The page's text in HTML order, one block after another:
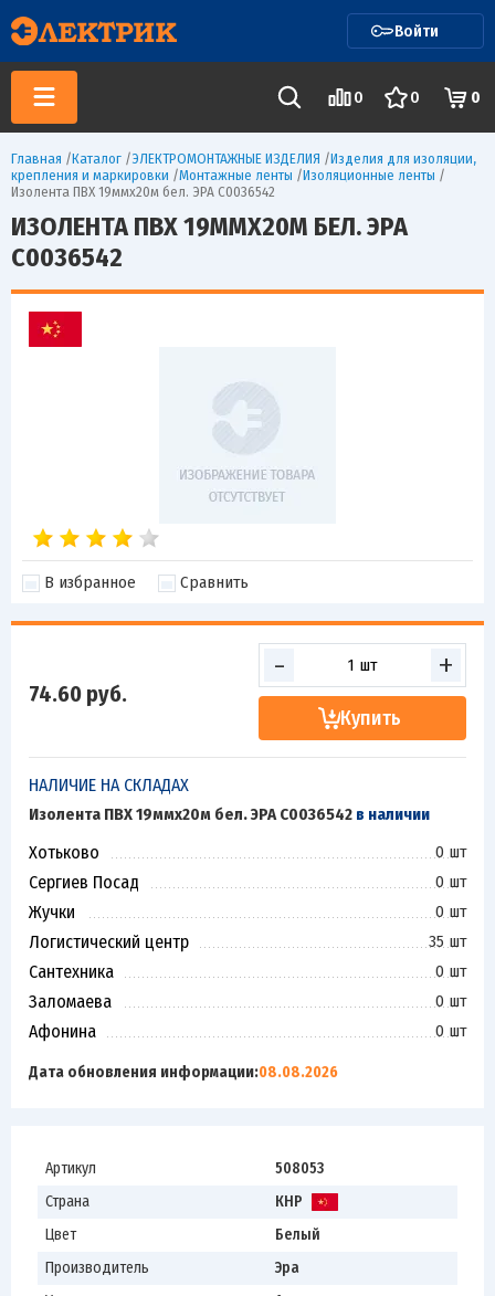
Войти
0 0 0
Главная /Каталог /ЭЛЕКТРОМОНТАЖНЫЕ ИЗДЕЛИЯ /Изделия для изоляции,
крепления и маркировки /Монтажные ленты /Изоляционные ленты /
Изолента ПВХ 19ммх20м бел. ЭРА C0036542
ИЗОЛЕНТА ПВХ 19ММХ20М БЕЛ. ЭРА
C0036542
В избранное Сравнить
74.60 руб.
- +
Купить
НАЛИЧИЕ НА СКЛАДАХ
Изолента ПВХ 19ммх20м бел. ЭРА C0036542 в наличии
Хотьково 0 шт
Сергиев Посад 0 шт
Жучки 0 шт
Логистический центр 35 шт
Сантехника 0 шт
Заломаева 0 шт
Афонина 0 шт
Дата обновления информации:08.08.2026
Артикул
508053
Страна
КНР
Цвет
Белый
Производитель
Эра